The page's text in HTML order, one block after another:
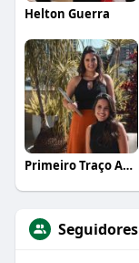
Helton Guerra
Primeiro Traço Arquitetura
Seguidores